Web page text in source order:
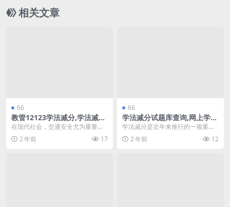
相关文章
66
教管12123学法减分,学法减分
怎么拍照搜答案(交管12123的
学法减分在哪里)
在现代社会，交通安全尤为重要，
而学法减分成为了司机们提高交通
意识的重要方式。教管...
2 年前 17
66
学法减分试题库查询,网上学法
减分要看几个视频(学法减分答
题)
学法减分是近年来推行的一项重要
政策，旨在通过学习交通法规和安
全知识来减少交通违法...
2 年前 12